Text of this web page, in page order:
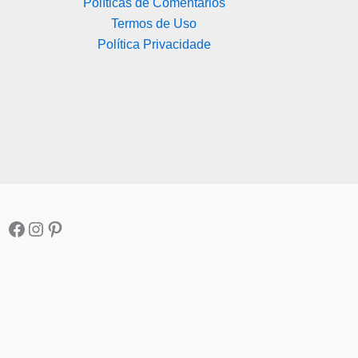
Políticas de Comentários
Termos de Uso
Política Privacidade